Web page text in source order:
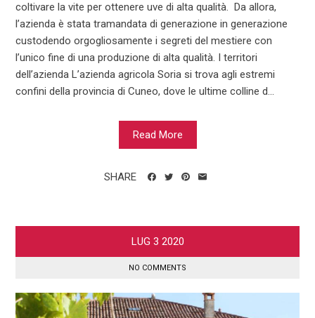
coltivare la vite per ottenere uve di alta qualità. Da allora,
l’azienda è stata tramandata di generazione in generazione
custodendo orgogliosamente i segreti del mestiere con
l’unico fine di una produzione di alta qualità. I territori
dell’azienda L’azienda agricola Soria si trova agli estremi
confini della provincia di Cuneo, dove le ultime colline d...
Read More
SHARE
LUG 3 2020
NO COMMENTS